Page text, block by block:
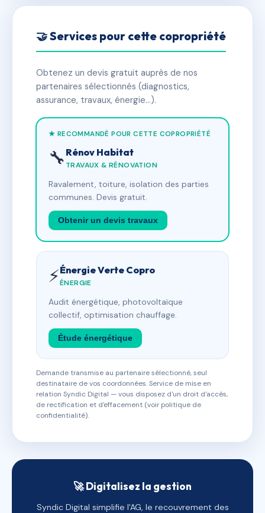
🤝 Services pour cette copropriété
Obtenez un devis gratuit auprès de nos
partenaires sélectionnés (diagnostics,
assurance, travaux, énergie…).
★ RECOMMANDÉ POUR CETTE COPROPRIÉTÉ
🔧 Rénov Habitat
TRAVAUX & RÉNOVATION
Ravalement, toiture, isolation des parties
communes. Devis gratuit.
Obtenir un devis travaux
⚡Énergie Verte Copro
ÉNERGIE
Audit énergétique, photovoltaïque
collectif, optimisation chauffage.
Étude énergétique
Demande transmise au partenaire sélectionné, seul
destinataire de vos coordonnées. Service de mise en
relation Syndic Digital — vous disposez d'un droit d'accès,
de rectification et d'effacement (voir politique de
confidentialité).
🚀 Digitalisez la gestion
Syndic Digital simplifie l'AG, le recouvrement des